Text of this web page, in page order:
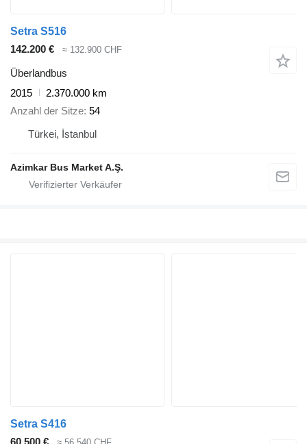
Setra S516
142.200 €
≈ 132.900 CHF
Überlandbus
2015
2.370.000 km
Anzahl der Sitze 54
Türkei, İstanbul
Azimkar Bus Market A.Ş.
Setra S416
60.500 €